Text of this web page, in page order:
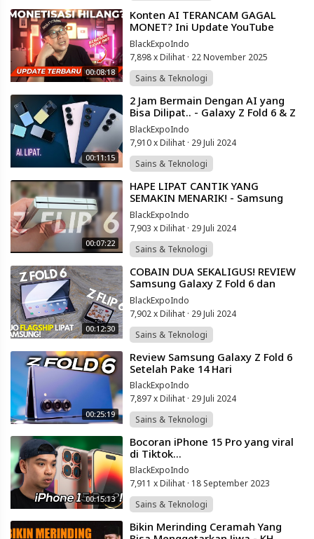
00:08:18
⁣Konten AI TERANCAM GAGAL
MONET? Ini Update YouTube
Terbaru yang Bikin Kaget 😱
BlackExpoIndo
7,898 x Dilihat · 22 November 2025
Sains & Teknologi
00:11:15
⁣2 Jam Bermain Dengan AI yang
Bisa Dilipat.. - Galaxy Z Fold 6 & Z
Flip 6 Hands On
BlackExpoIndo
7,910 x Dilihat · 29 Juli 2024
Sains & Teknologi
00:07:22
⁣HAPE LIPAT CANTIK YANG
SEMAKIN MENARIK! - Samsung
Galaxy Z Flip 6
BlackExpoIndo
7,903 x Dilihat · 29 Juli 2024
Sains & Teknologi
00:12:30
⁣COBAIN DUA SEKALIGUS! REVIEW
Samsung Galaxy Z Fold 6 dan
Galaxy Z Flip 6 Indonesia! Pilih
Yang MANA?
BlackExpoIndo
7,902 x Dilihat · 29 Juli 2024
Sains & Teknologi
00:25:19
⁣Review Samsung Galaxy Z Fold 6
Setelah Pake 14 Hari
BlackExpoIndo
7,897 x Dilihat · 29 Juli 2024
Sains & Teknologi
00:15:13
⁣Bocoran iPhone 15 Pro yang viral
di Tiktok...
BlackExpoIndo
7,911 x Dilihat · 18 September 2023
Sains & Teknologi
⁣Bikin Merinding Ceramah Yang